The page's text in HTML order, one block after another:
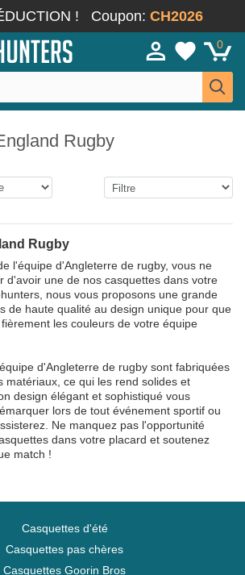
! Coupon: CH2026
0
Rugby
Rugby
l'équipe d'Angleterre de rugby, vous ne
d'avoir une de nos casquettes dans votre
nous vous proposons une grande
de haute qualité au design unique pour que
les couleurs de votre équipe
d'Angleterre de rugby sont fabriquées
matériaux, ce qui les rend solides et
design élégant et sophistiqué vous
lors de tout événement sportif ou
Ne manquez pas l'opportunité
dans votre placard et soutenez
match !
Casquettes d'été
Casquettes pas chères
Casquettes Goorin Bros